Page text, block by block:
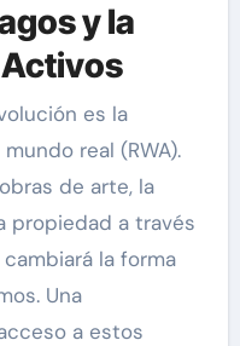
y la
es la
real (RWA).
de arte, la
propiedad a través
la forma
Una
a estos